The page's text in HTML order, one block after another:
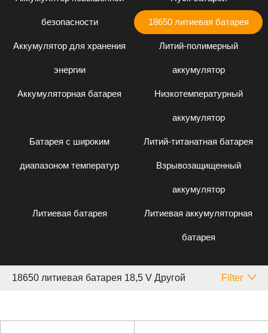
безопасности 18650 литиевая батарея
Аккумулятор для хранения
энергии
Литий-полимерный
аккумулятор
Аккумуляторная батарея Низкотемпературный
аккумулятор
Батарея с широким
диапазоном температур
Литий-титанатная батарея
Взрывозащищенный
аккумулятор
Литиевая батарея Литиевая аккумуляторная
батарея
18650 литиевая батарея 18,5 V Другой Filter